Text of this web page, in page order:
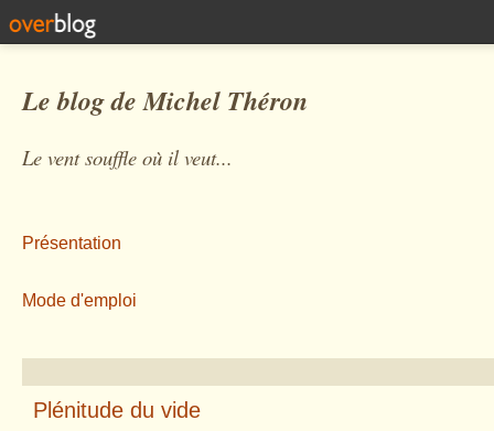
Le blog de Michel Théron
Le vent souffle où il veut...
Présentation
Mode d'emploi
Plénitude du vide